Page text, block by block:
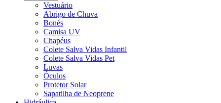
Vestuário
Abrigo de Chuva
Bonés
Camisa UV
Chapéus
Colete Salva Vidas Infantil
Colete Salva Vidas Pet
Luvas
Óculos
Protetor Solar
Sapatilha de Neoprene